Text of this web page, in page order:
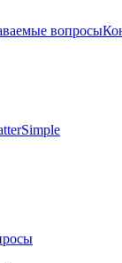
вопросы
Simple